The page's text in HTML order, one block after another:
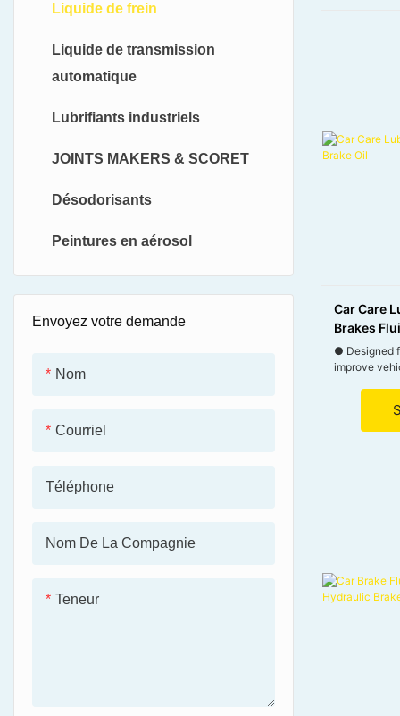
Liquide de frein
Liquide de transmission
automatique
Lubrifiants industriels
JOINTS MAKERS & SCORET
Désodorisants
Peintures en aérosol
Envoyez votre demande
Nom
Courriel
Téléphone
Nom De La Compagnie
Teneur
Car Care
Brakes
● Designed
improve
● Contains
protect